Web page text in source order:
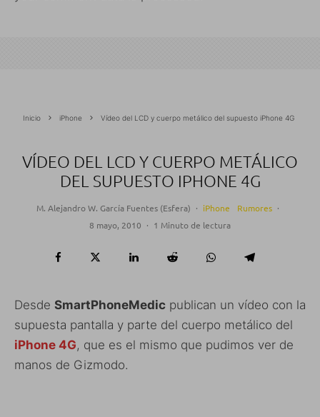
Inicio iPhone Vídeo del LCD y cuerpo metálico del supuesto iPhone 4G
VÍDEO DEL LCD Y CUERPO METÁLICO
DEL SUPUESTO IPHONE 4G
M. Alejandro W. García Fuentes (Esfera) · iPhone Rumores ·
8 mayo, 2010 · 1 Minuto de lectura
Desde SmartPhoneMedic publican un vídeo con la
supuesta pantalla y parte del cuerpo metálico del
iPhone 4G, que es el mismo que pudimos ver de
manos de Gizmodo.